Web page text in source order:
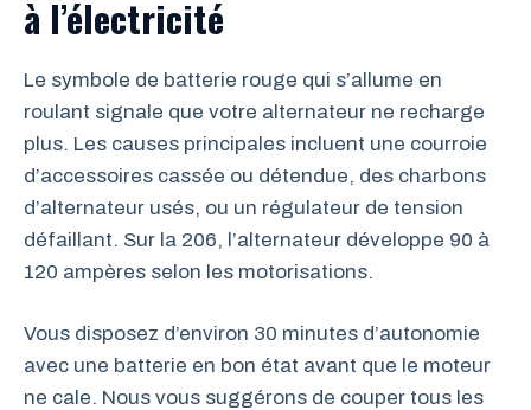
à l’électricité
Le symbole de batterie rouge qui s’allume en
roulant signale que votre alternateur ne recharge
plus. Les causes principales incluent une courroie
d’accessoires cassée ou détendue, des charbons
d’alternateur usés, ou un régulateur de tension
défaillant. Sur la 206, l’alternateur développe 90 à
120 ampères selon les motorisations.
Vous disposez d’environ 30 minutes d’autonomie
avec une batterie en bon état avant que le moteur
ne cale. Nous vous suggérons de couper tous les